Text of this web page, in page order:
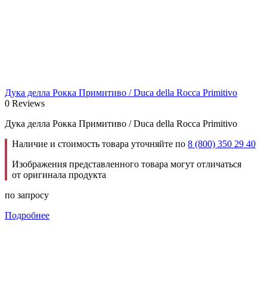
Дука делла Рокка Примитиво / Duca della Rocca Primitivo
0 Reviews
Дука делла Рокка Примитиво / Duca della Rocca Primitivo
Наличие и стоимость товара уточняйте по 8 (800) 350 29 40
Изображения представленного товара могут отличаться
от оригинала продукта
по запросу
Подробнее